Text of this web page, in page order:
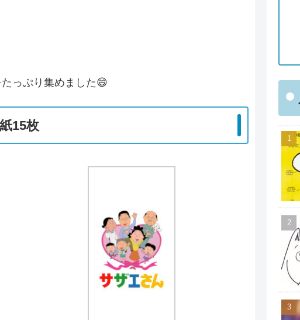
っぷり集めました😄
15枚